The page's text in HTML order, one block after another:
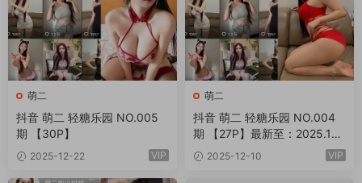
萌二
抖音 萌二 轻糖乐园 NO.005
期 【30P】
2025-12-22 VIP
萌二
抖音 萌二 轻糖乐园 NO.004
期 【27P】最新至：2025.12.1
3 2025-12-10 VIP